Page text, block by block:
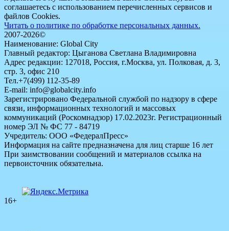
соглашаетесь с использованием перечисленных сервисов и
файлов Cookies.
Читать о политике по обработке персональных данных.
2007-2026©
Наименование: Global City
Главный редактор: Цыганова Светлана Владимировна
Адрес редакции: 127018, Россия, г.Москва, ул. Полковая, д. 3,
стр. 3, офис 210
Тел.+7(499) 112-35-89
E-mail: info@globalcity.info
Зарегистрировано Федеральной службой по надзору в сфере
связи, информационных технологий и массовых
коммуникаций (Роскомнадзор) 17.02.2023г. Регистрационный
номер ЭЛ № ФС 77 - 84719
Учредитель: ООО «ФедералПресс»
Информация на сайте предназначена для лиц старше 16 лет
При заимствовании сообщений и материалов ссылка на
первоисточник обязательна.
16+